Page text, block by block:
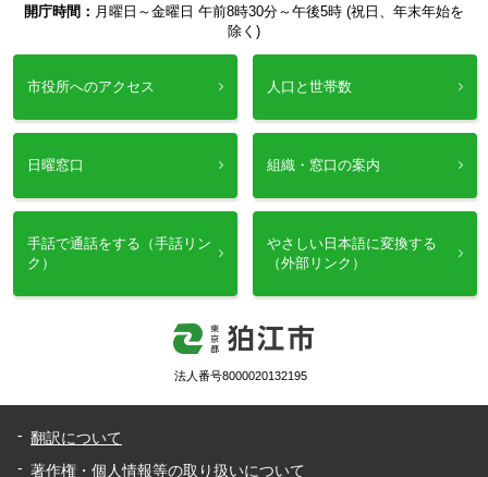
開庁時間： 月曜日～金曜日 午前8時30分～午後5時 (祝日、年末年始を
除く)
市役所へのアクセス 人口と世帯数
日曜窓口 組織・窓口の案内
手話で通話をする（手話リン
ク）
やさしい日本語に変換する
（外部リンク）
法人番号8000020132195
翻訳について
著作権・個人情報等の取り扱いについて